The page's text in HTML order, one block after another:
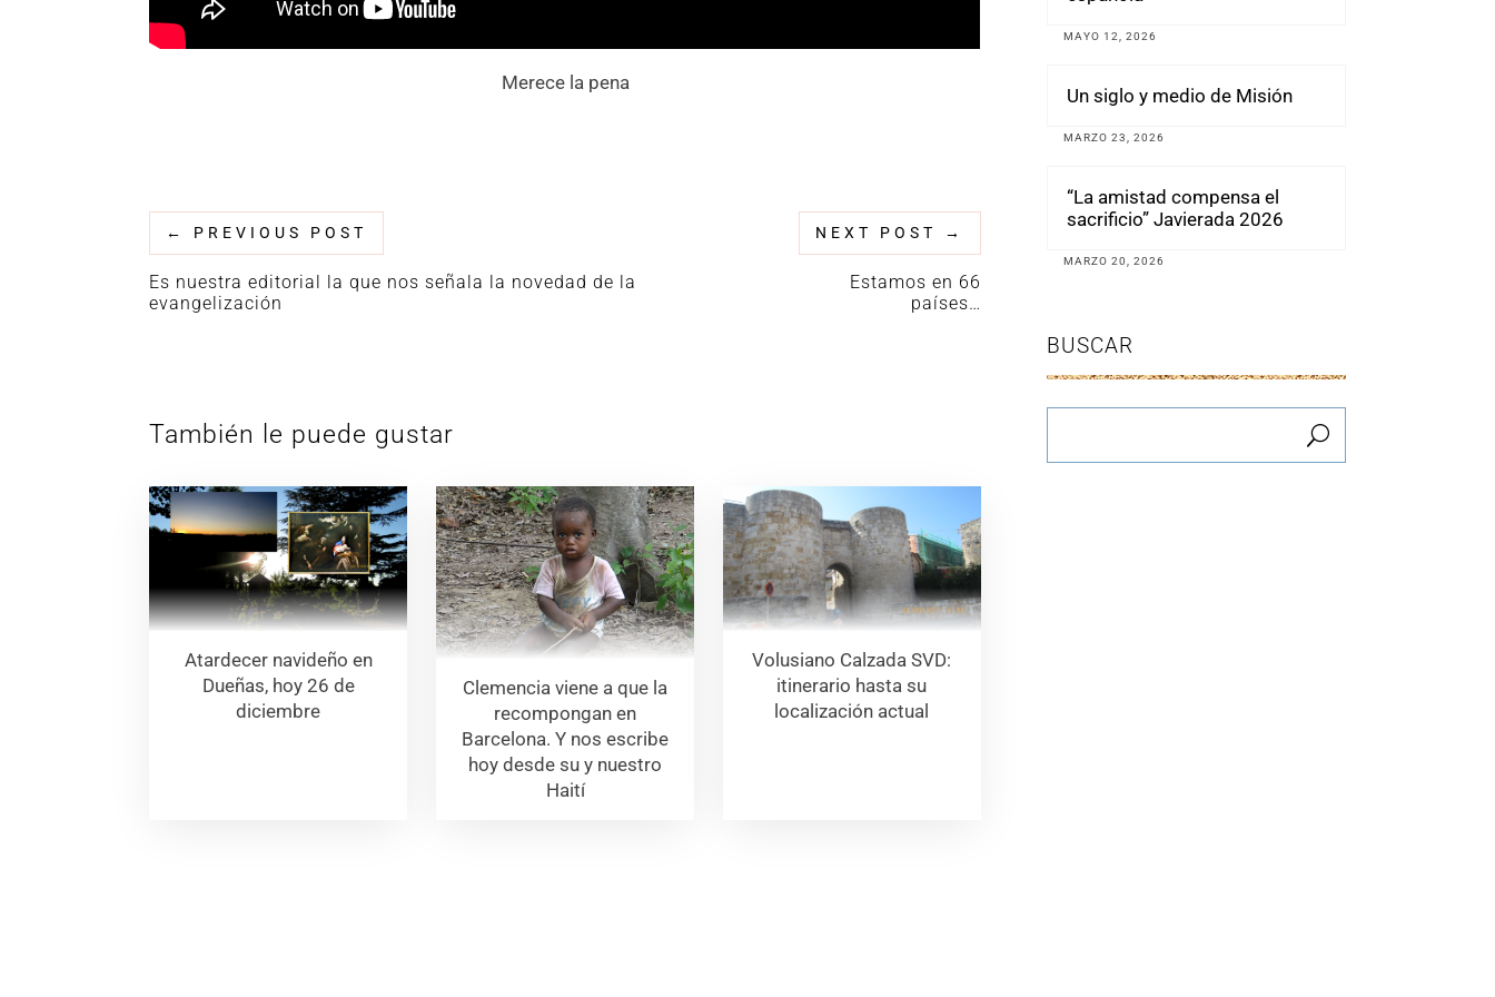
Merece la pena
← PREVIOUS POST
Es nuestra editorial la que nos señala la novedad de la
evangelización
NEXT POST →
Estamos en 66
países…
También le puede gustar
Atardecer navideño en
Dueñas, hoy 26 de
diciembre
Clemencia viene a que la
recompongan en
Barcelona. Y nos escribe
hoy desde su y nuestro
Haití
Volusiano Calzada SVD:
itinerario hasta su
localización actual
MAYO 12, 2026
Un siglo y medio de Misión
MARZO 23, 2026
“La amistad compensa el
sacrificio” Javierada 2026
MARZO 20, 2026
BUSCAR